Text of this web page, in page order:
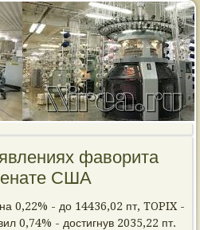
фаворита
США
0,22% - до 14436,02 пт, TOPIX -
0,74% - достигнув 2035,22 пт.